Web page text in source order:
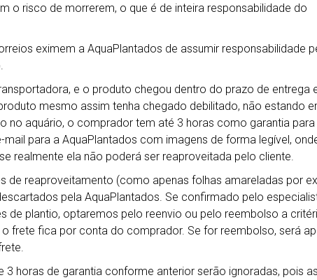
o risco de morrerem, o que é de inteira responsabilidade do
eximem a AquaPlantados de assumir responsabilidade
e o produto chegou dentro do prazo de entrega
mesmo assim tenha chegado debilitado, não estando
no aquário, o comprador tem até 3 horas como garantia para
para a AquaPlantados com imagens de forma legível,
realmente ela não poderá ser reaproveitada pelo cliente.
de reaproveitamento (como apenas folhas amareladas por
pela AquaPlantados. Se confirmado pelo
de plantio, optaremos pelo reenvio ou pelo reembolso a
frete fica por conta do comprador. Se for reembolso, será
horas de garantia conforme anterior serão ignoradas, pois as